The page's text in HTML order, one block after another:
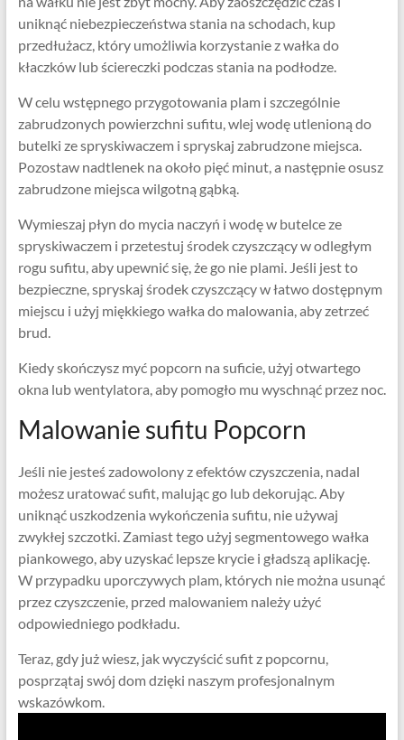
uniknąć niebezpieczeństwa stania na schodach, kup
przedłużacz, który umożliwia korzystanie z wałka do
kłaczków lub ściereczki podczas stania na podłodze.
W celu wstępnego przygotowania plam i szczególnie
zabrudzonych powierzchni sufitu, wlej wodę utlenioną do
butelki ze spryskiwaczem i spryskaj zabrudzone miejsca.
Pozostaw nadtlenek na około pięć minut, a następnie osusz
zabrudzone miejsca wilgotną gąbką.
Wymieszaj płyn do mycia naczyń i wodę w butelce ze
spryskiwaczem i przetestuj środek czyszczący w odległym
rogu sufitu, aby upewnić się, że go nie plami. Jeśli jest to
bezpieczne, spryskaj środek czyszczący w łatwo dostępnym
miejscu i użyj miękkiego wałka do malowania, aby zetrzeć
brud.
Kiedy skończysz myć popcorn na suficie, użyj otwartego
okna lub wentylatora, aby pomogło mu wyschnąć przez noc.
Malowanie sufitu Popcorn
Jeśli nie jesteś zadowolony z efektów czyszczenia, nadal
możesz uratować sufit, malując go lub dekorując. Aby
uniknąć uszkodzenia wykończenia sufitu, nie używaj
zwykłej szczotki. Zamiast tego użyj segmentowego wałka
piankowego, aby uzyskać lepsze krycie i gładszą aplikację.
W przypadku uporczywych plam, których nie można usunąć
przez czyszczenie, przed malowaniem należy użyć
odpowiedniego podkładu.
Teraz, gdy już wiesz, jak wyczyścić sufit z popcornu,
posprzątaj swój dom dzięki naszym profesjonalnym
wskazówkom.